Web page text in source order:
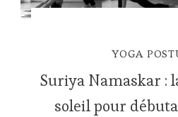
YOGA
Suriya Namaskar :
soleil pour